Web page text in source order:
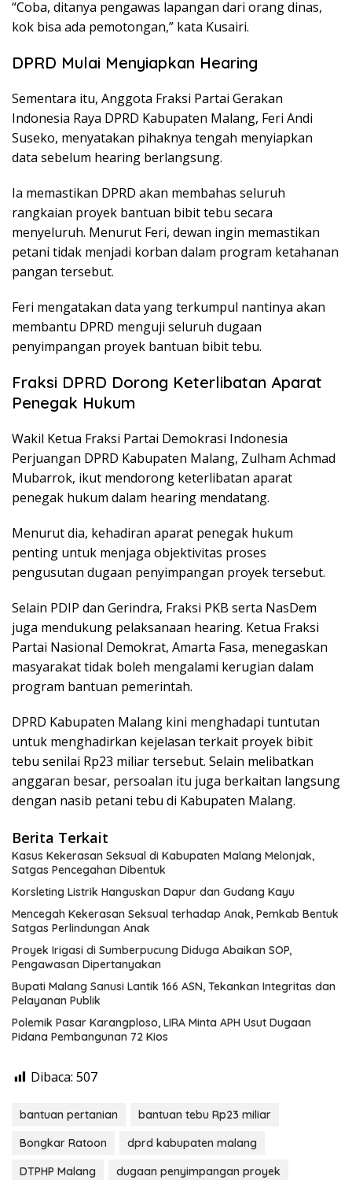
“Coba, ditanya pengawas lapangan dari orang dinas,
kok bisa ada pemotongan,” kata Kusairi.
DPRD Mulai Menyiapkan Hearing
Sementara itu, Anggota Fraksi Partai Gerakan
Indonesia Raya DPRD Kabupaten Malang, Feri Andi
Suseko, menyatakan pihaknya tengah menyiapkan
data sebelum hearing berlangsung.
Ia memastikan DPRD akan membahas seluruh
rangkaian proyek bantuan bibit tebu secara
menyeluruh. Menurut Feri, dewan ingin memastikan
petani tidak menjadi korban dalam program ketahanan
pangan tersebut.
Feri mengatakan data yang terkumpul nantinya akan
membantu DPRD menguji seluruh dugaan
penyimpangan proyek bantuan bibit tebu.
Fraksi DPRD Dorong Keterlibatan Aparat
Penegak Hukum
Wakil Ketua Fraksi Partai Demokrasi Indonesia
Perjuangan DPRD Kabupaten Malang, Zulham Achmad
Mubarrok, ikut mendorong keterlibatan aparat
penegak hukum dalam hearing mendatang.
Menurut dia, kehadiran aparat penegak hukum
penting untuk menjaga objektivitas proses
pengusutan dugaan penyimpangan proyek tersebut.
Selain PDIP dan Gerindra, Fraksi PKB serta NasDem
juga mendukung pelaksanaan hearing. Ketua Fraksi
Partai Nasional Demokrat, Amarta Fasa, menegaskan
masyarakat tidak boleh mengalami kerugian dalam
program bantuan pemerintah.
DPRD Kabupaten Malang kini menghadapi tuntutan
untuk menghadirkan kejelasan terkait proyek bibit
tebu senilai Rp23 miliar tersebut. Selain melibatkan
anggaran besar, persoalan itu juga berkaitan langsung
dengan nasib petani tebu di Kabupaten Malang.
Berita Terkait
Kasus Kekerasan Seksual di Kabupaten Malang Melonjak,
Satgas Pencegahan Dibentuk
Korsleting Listrik Hanguskan Dapur dan Gudang Kayu
Mencegah Kekerasan Seksual terhadap Anak, Pemkab Bentuk
Satgas Perlindungan Anak
Proyek Irigasi di Sumberpucung Diduga Abaikan SOP,
Pengawasan Dipertanyakan
Bupati Malang Sanusi Lantik 166 ASN, Tekankan Integritas dan
Pelayanan Publik
Polemik Pasar Karangploso, LIRA Minta APH Usut Dugaan
Pidana Pembangunan 72 Kios
Dibaca: 507
bantuan pertanian
bantuan tebu Rp23 miliar
Bongkar Ratoon
dprd kabupaten malang
DTPHP Malang
dugaan penyimpangan proyek